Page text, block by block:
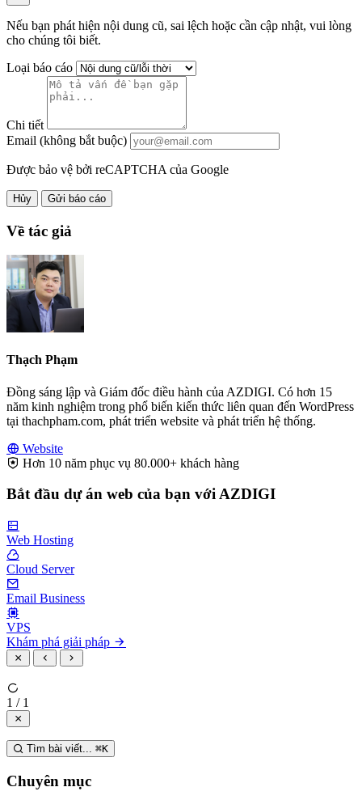
Nếu bạn phát hiện nội dung cũ, sai lệch hoặc cần cập nhật, vui lòng
cho chúng tôi biết.
Loại báo cáo
Chi tiết
Email (không bắt buộc)
Được bảo vệ bởi reCAPTCHA của Google
Hủy Gửi báo cáo
Về tác giả
Thạch Phạm
Đồng sáng lập và Giám đốc điều hành của AZDIGI. Có hơn 15
năm kinh nghiệm trong phổ biến kiến thức liên quan đến WordPress
tại thachpham.com, phát triển website và phát triển hệ thống.
Website
Hơn 10 năm phục vụ 80.000+ khách hàng
Bắt đầu dự án web của bạn với AZDIGI
Web Hosting
Cloud Server
Email Business
VPS
Khám phá giải pháp
1 / 1
Tìm bài viết... ⌘K
Chuyên mục